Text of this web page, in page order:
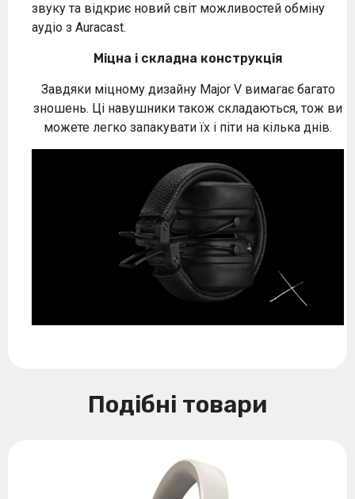
звуку та відкриє новий світ можливостей обміну
аудіо з Auracast.
Міцна і складна конструкція
Завдяки міцному дизайну Major V вимагає багато
зношень. Ці навушники також складаються, тож ви
можете легко запакувати їх і піти на кілька днів.
Подібні товари